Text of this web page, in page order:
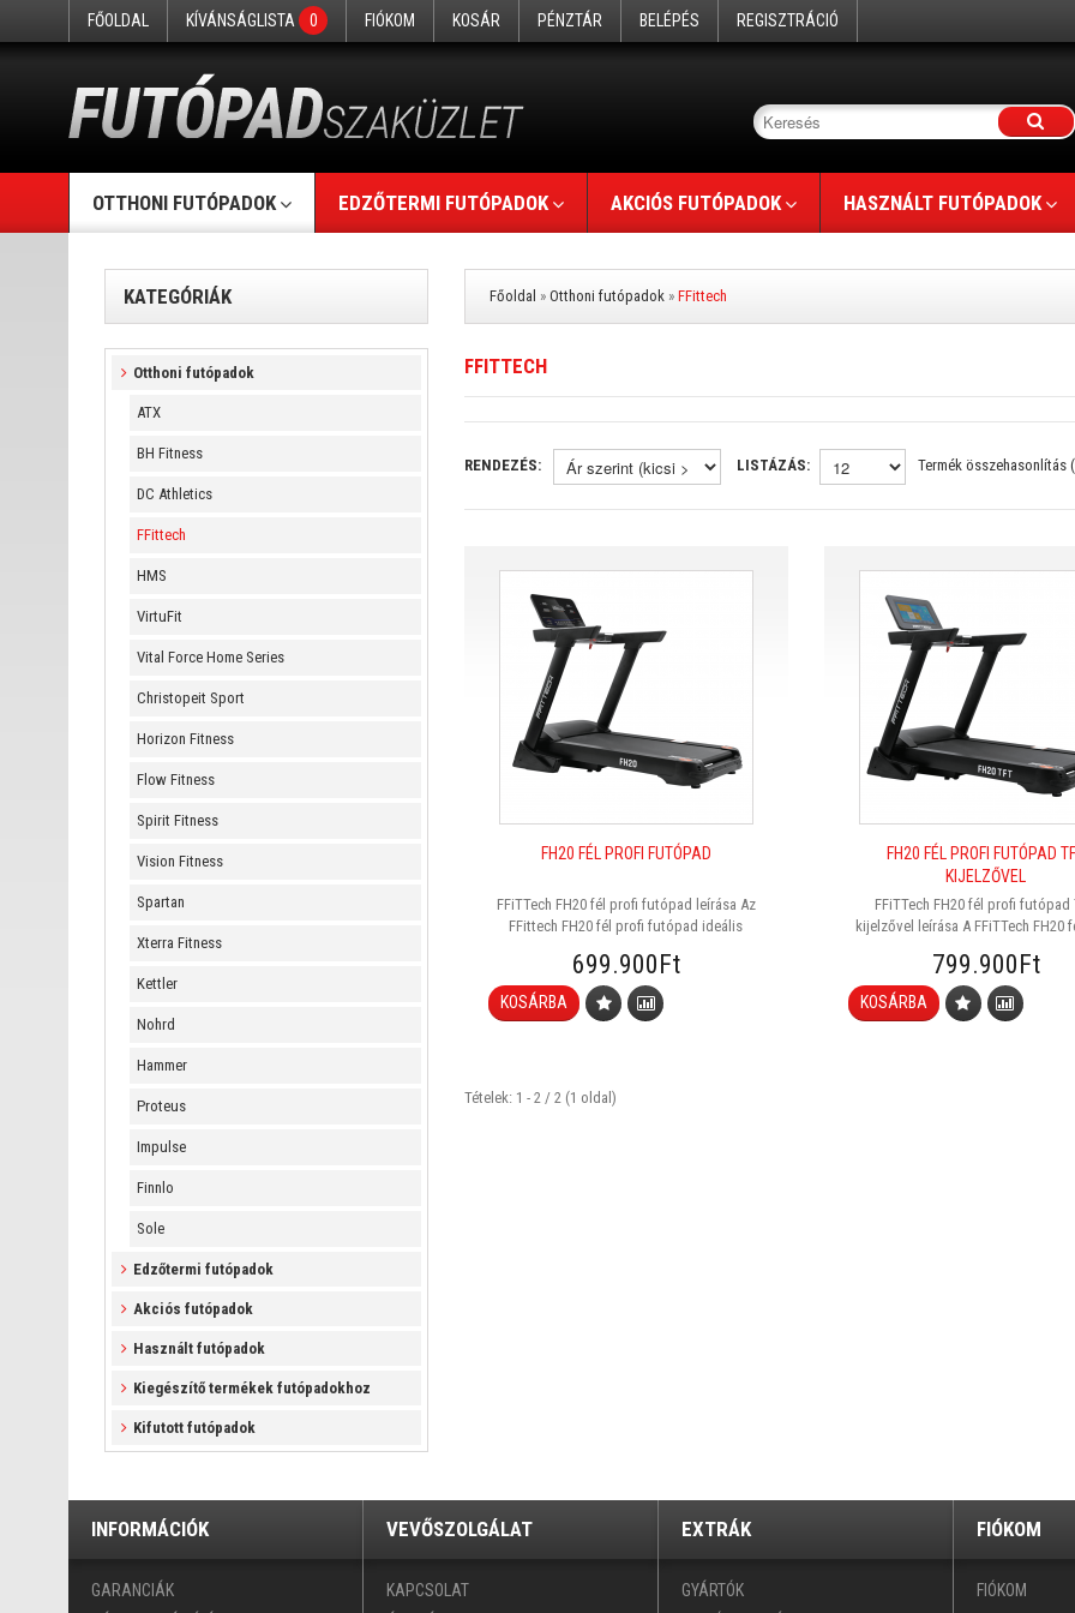
FŐOLDAL KÍVÁNSÁGLISTA 0 FIÓKOM KOSÁR PÉNZTÁR BELÉPÉS REGISZTRÁCIÓ
OTTHONI FUTÓPADOK EDZŐTERMI FUTÓPADOK AKCIÓS FUTÓPADOK HASZNÁLT FUTÓPADOK
KATEGÓRIÁK
Otthoni futópadok
ATX
BH Fitness
DC Athletics
FFittech
HMS
VirtuFit
Vital Force Home Series
Christopeit Sport
Horizon Fitness
Flow Fitness
Spirit Fitness
Vision Fitness
Spartan
Xterra Fitness
Kettler
Nohrd
Hammer
Proteus
Impulse
Finnlo
Sole
Edzőtermi futópadok
Akciós futópadok
Használt futópadok
Kiegészítő termékek futópadokhoz
Kifutott futópadok
Főoldal » Otthoni futópadok » FFittech
FFITTECH
RENDEZÉS: LISTÁZÁS: Termék összehasonlítás
FH20 FÉL PROFI FUTÓPAD
FFiTTech FH20 fél profi futópad leírása Az
FFittech FH20 fél profi futópad ideális
megbízható és modern megjelenésű
kardiógépet keresnek intenzív otthoni vagy
kisebb edzőtermi használatra. A masszív
699.900Ft
KOSÁRBA
FH20 FÉL PROFI FUTÓPAD
KIJELZŐVEL
FFiTTech FH20 fél profi futópad
kijelzővel leírása A FFiTTech FH20
megoldást kínál mind otthoni,
edzőtermi, stúdió vagy
felhasználásra. Erőteljes felépítése,
799.900Ft
KOSÁRBA
Tételek: 1 - 2 / 2 (1 oldal)
INFORMÁCIÓK
GARANCIÁK
VEVŐSZOLGÁLAT
KAPCSOLAT
EXTRÁK
GYÁRTÓK
FIÓKOM
FIÓKOM